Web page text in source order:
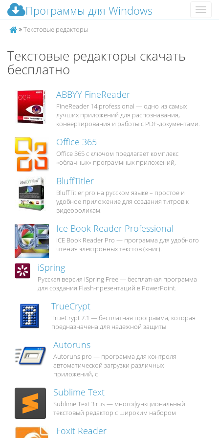
Меню
Программы для Windows
Текстовые редакторы
Текстовые редакторы скачать
бесплатно
ABBYY FineReader
FineReader 14 professional — одно из самых
лучших приложений для распознавания,
конвертирования и работы с PDF-документами.
Office 365
Office 365 с ключом предлагает комплекс
«облачных» программных приложений,
BluffTitler
BluffTitler pro на русском языке – простое и
удобное приложение для создания титров к
видеороликам.
Ice Book Reader Professional
ICE Book Reader Pro — программа для удобного
чтения электронных текстов (книг).
iSpring
Русская версия iSpring Free — бесплатная программа
для создания Flash-презентаций в PowerPoint.
TrueCrypt
TrueCrypt 7.1 — бесплатная программа, которая
предназначена для надежной защиты
Autoruns
Autoruns pro — программа для контроля
автоматической загрузки различных
приложений, с
Sublime Text
Sublime Text 3 rus — многофункциональный
текстовый редактор с широким набором
Foxit Reader